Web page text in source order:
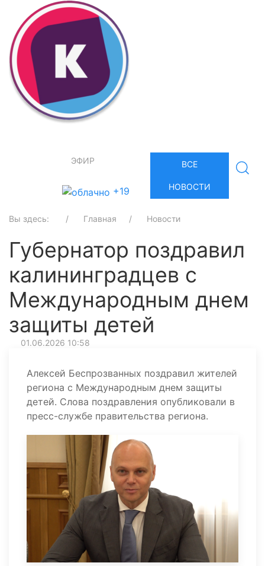
ЭФИР
+19
ВСЕ
НОВОСТИ
Вы здесь: Главная Новости
Губернатор поздравил
калининградцев с
Международным днем
защиты детей
01.06.2026 10:58
Алексей Беспрозванных поздравил жителей
региона с Международным днем защиты
детей. Слова поздравления опубликовали в
пресс-службе правительства региона.